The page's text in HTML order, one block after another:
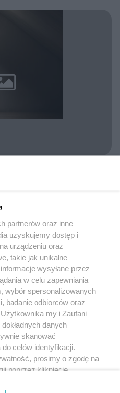
zmylić
nie może być powielany i
w jakikolwiek sposób (w tym
na jakimkolwiek polu eksploatacji w
w Internecie bez pisemnej
użycie lub wykorzystanie utworów w
tzn. bez właściwej zgody, jest
ścigane prawnie.
partnerów oraz inne
uzyskujemy dostęp i
urządzeniu oraz
takie jak unikalne
wysyłane przez
w celu zapewniania
wybór spersonalizowanych
badanie odbiorców oraz
my i Zaufani
danych
skanować
celów identyfikacji.
prosimy o zgodę na
poprzez kliknięcie